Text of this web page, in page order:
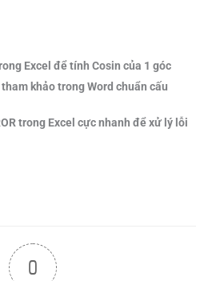
Excel để tính Cosin của 1 góc
khảo trong Word chuẩn cấu
trong Excel cực nhanh để xử lý lỗi
0